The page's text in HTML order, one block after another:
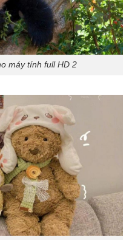
máy tính full HD 2